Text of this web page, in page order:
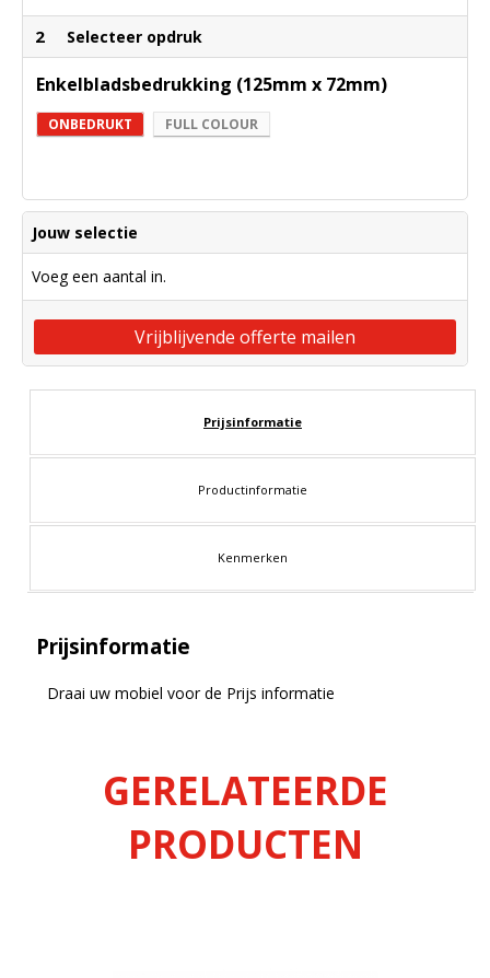
2 Selecteer opdruk
Enkelbladsbedrukking (125mm x 72mm)
ONBEDRUKT FULL COLOUR
Jouw selectie
Voeg een aantal in.
Vrijblijvende offerte mailen
Prijsinformatie
Productinformatie
Kenmerken
Prijsinformatie
Draai uw mobiel voor de Prijs informatie
GERELATEERDE
PRODUCTEN